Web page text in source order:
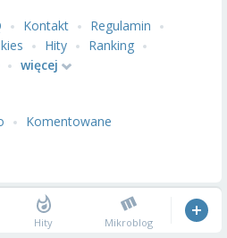
Kontakt
Regulamin
Hity
Ranking
więcej
Komentowane
Hity Mikroblog